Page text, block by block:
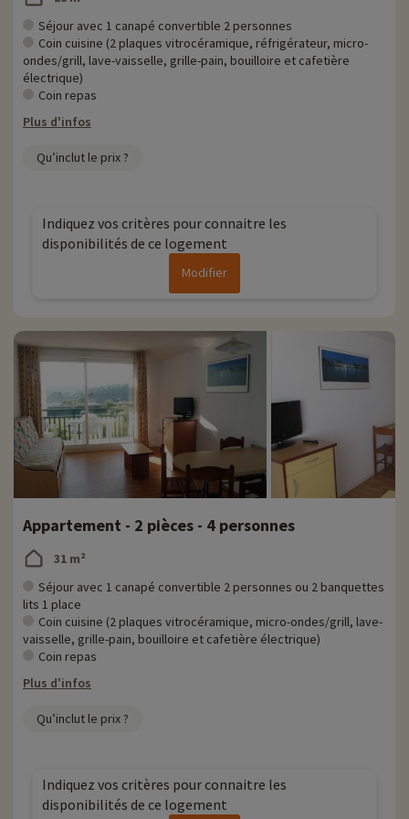
Plus d'informations
• Animaux de compagnie acceptés, en supplément
• Personnes à mobilité réduite accompagnement obligatoire
Séjour avec 1 canapé convertible 2 personnes
Coin cuisine (2 plaques vitrocéramique, réfrigérateur, micro-
ondes/grill, lave-vaisselle, grille-pain, bouilloire et cafetière
électrique)
Coin repas
Plus d'infos
Qu’inclut le prix ?
Indiquez vos critères pour connaitre les
disponibilités de ce logement
Modifier
Appartement - 2 pièces - 4 personnes
31 m²
Séjour avec 1 canapé convertible 2 personnes ou 2 banquettes
lits 1 place
Coin cuisine (2 plaques vitrocéramique, micro-ondes/grill, lave-
vaisselle, grille-pain, bouilloire et cafetière électrique)
Coin repas
Plus d'infos
Qu’inclut le prix ?
Indiquez vos critères pour connaitre les
disponibilités de ce logement